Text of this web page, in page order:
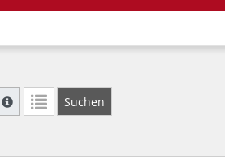
Suche mit Platzhalter "*", Bsp. Pfarrer*,
Suchen